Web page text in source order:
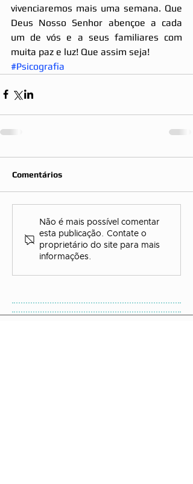
vivenciaremos mais uma semana. Que
Deus Nosso Senhor abençoe a cada
um de vós e a seus familiares com
muita paz e luz! Que assim seja!
#Psicografia
Comentários
Não é mais possível comentar
esta publicação. Contate o
proprietário do site para mais
informações.